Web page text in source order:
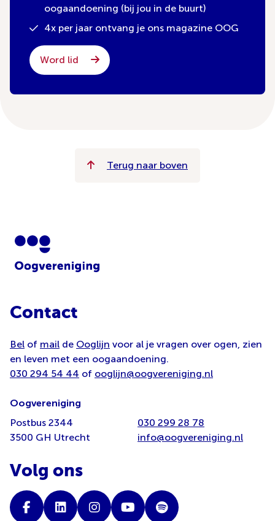
oogaandoening (bij jou in de buurt)
4x per jaar ontvang je ons magazine OOG
Word lid
Terug naar boven
Contact
Bel of mail de Ooglijn voor al je vragen over ogen, zien
en leven met een oogaandoening.
030 294 54 44 of ooglijn@oogvereniging.nl
Oogvereniging
Postbus 2344
3500 GH Utrecht
030 299 28 78
info@oogvereniging.nl
Volg ons